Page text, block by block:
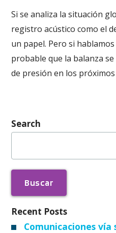
Si se analiza la situación
registro acústico como el
un papel. Pero si
probable que la balanza
de presión en los próximos
Search
Buscar:
Recent Posts
Comunicaciones